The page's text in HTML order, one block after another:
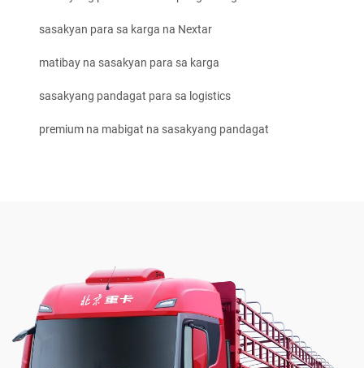
sasakyan para sa karga na Nextar
matibay na sasakyan para sa karga
sasakyang pandagat para sa logistics
premium na mabigat na sasakyang pandagat